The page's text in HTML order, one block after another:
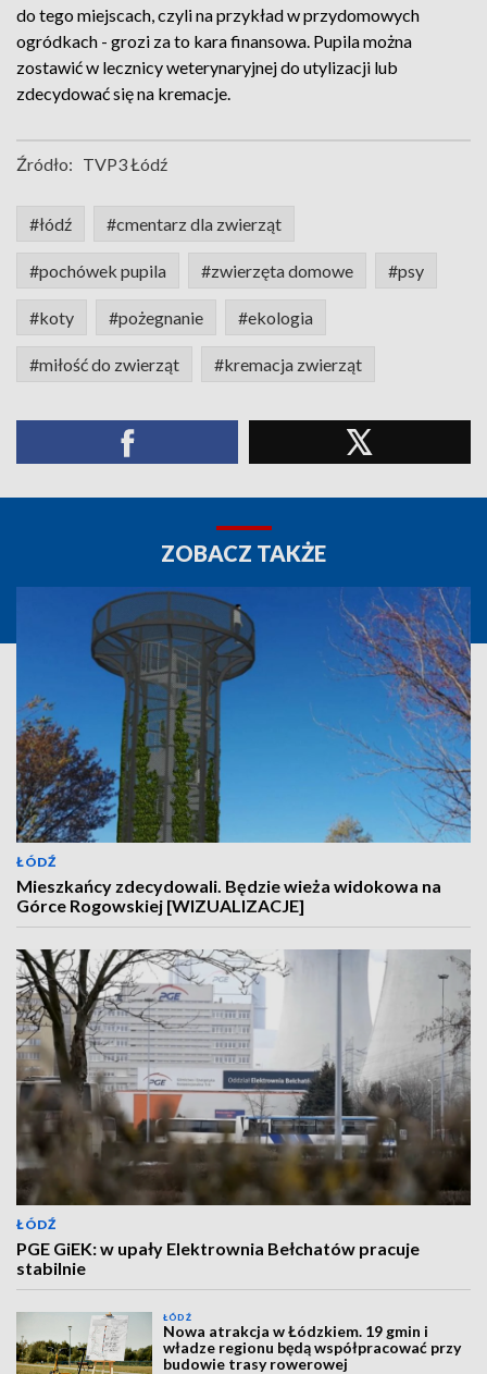
do tego miejscach, czyli na przykład w przydomowych
ogródkach - grozi za to kara finansowa. Pupila można
zostawić w lecznicy weterynaryjnej do utylizacji lub
zdecydować się na kremacje.
Źródło: TVP3 Łódź
#łódź #cmentarz dla zwierząt
#pochówek pupila #zwierzęta domowe #psy
#koty #pożegnanie #ekologia
#miłość do zwierząt #kremacja zwierząt
ZOBACZ TAKŻE
ŁÓDŹ
Mieszkańcy zdecydowali. Będzie wieża widokowa na
Górce Rogowskiej [WIZUALIZACJE]
ŁÓDŹ
PGE GiEK: w upały Elektrownia Bełchatów pracuje
stabilnie
ŁÓDŹ
Nowa atrakcja w Łódzkiem. 19 gmin i
władze regionu będą współpracować przy
budowie trasy rowerowej